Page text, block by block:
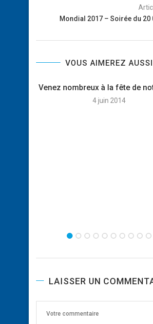
Mondial 2017 – Soirée du 20
VOUS AIMEREZ AUSSI
Venez nombreux à la fête de
4 juin 2014
LAISSER UN